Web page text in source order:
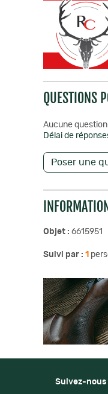
QUESTIONS
Aucune
Délai de
Poser une
Objet : 6615951
Suivi par : 1
Suivez-nous